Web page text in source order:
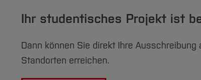
Ihr studentisches Projekt ist
Dann können Sie direkt Ihre
Standorten erreichen.